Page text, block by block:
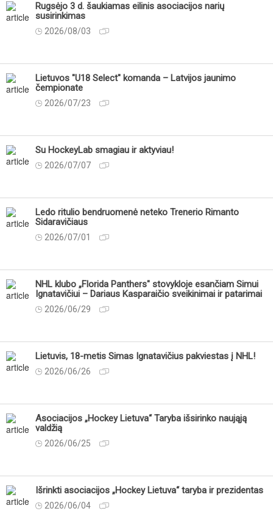
Rugsėjo 3 d. šaukiamas eilinis asociacijos narių
susirinkimas
2026/08/03
Lietuvos "U18 Select" komanda – Latvijos jaunimo
čempionate
2026/07/23
Su HockeyLab smagiau ir aktyviau!
2026/07/07
Ledo ritulio bendruomenė neteko Trenerio Rimanto
Sidaravičiaus
2026/07/01
NHL klubo „Florida Panthers" stovykloje esančiam Simui
Ignatavičiui – Dariaus Kasparaičio sveikinimai ir patarimai
2026/06/29
Lietuvis, 18-metis Simas Ignatavičius pakviestas į NHL!
2026/06/26
Asociacijos „Hockey Lietuva“ Taryba išsirinko naująją
valdžią
2026/06/25
Išrinkti asociacijos „Hockey Lietuva“ taryba ir prezidentas
2026/06/04